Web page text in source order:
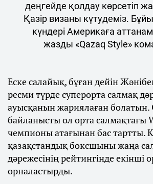
деңгейде қолдау көрсетіп
Қазір визаны күтудеміз.
күндері Америкаға
жазды «Qazaq Style»
Еске салайық, бұған дейін
ресми түрде суперорта салмақ
ауысқанын жариялаған болатын.
байланысты ол орта салмақтағы
чемпионы атағынан бас тартты.
қазақстандық боксшыны жаңа
дәрежесінің рейтингінде екінші
орналастырды.